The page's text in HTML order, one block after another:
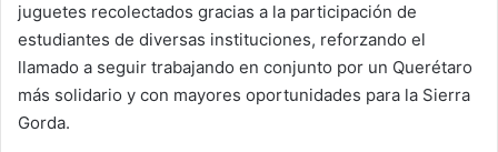
juguetes recolectados gracias a la participación de
estudiantes de diversas instituciones, reforzando el
llamado a seguir trabajando en conjunto por un Querétaro
más solidario y con mayores oportunidades para la Sierra
Gorda.